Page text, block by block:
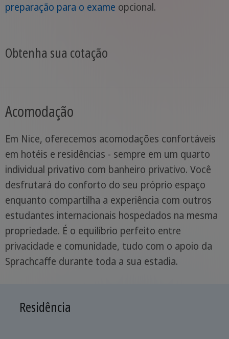
preparação para o exame opcional.
Obtenha sua cotação
Acomodação
Em Nice, oferecemos acomodações confortáveis
em hotéis e residências - sempre em um quarto
individual privativo com banheiro privativo. Você
desfrutará do conforto do seu próprio espaço
enquanto compartilha a experiência com outros
estudantes internacionais hospedados na mesma
propriedade. É o equilíbrio perfeito entre
privacidade e comunidade, tudo com o apoio da
Sprachcaffe durante toda a sua estadia.
Residência